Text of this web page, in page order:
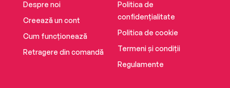
Despre noi
Creează un cont
Cum funcționează
Retragere din comandă
Politica de
confidențialitate
Politica de cookie
Termeni și condiții
Regulamente